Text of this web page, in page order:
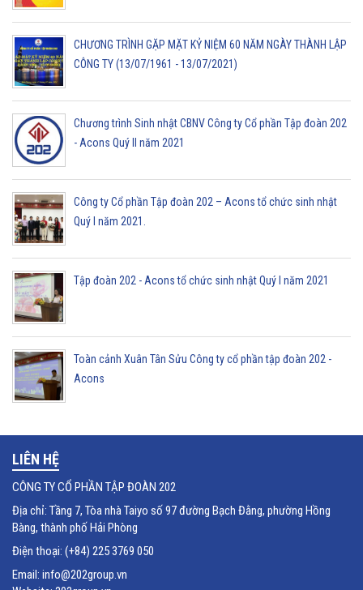
CHƯƠNG TRÌNH GẶP MẶT KỶ NIỆM 60 NĂM NGÀY THÀNH LẬP
CÔNG TY (13/07/1961 - 13/07/2021)
Chương trình Sinh nhật CBNV Công ty Cổ phần Tập đoàn 202
- Acons Quý II năm 2021
Công ty Cổ phần Tập đoàn 202 – Acons tổ chức sinh nhật
Quý I năm 2021.
Tập đoàn 202 - Acons tổ chức sinh nhật Quý I năm 2021
Toàn cảnh Xuân Tân Sửu Công ty cổ phần tập đoàn 202 -
Acons
LIÊN HỆ
CÔNG TY CỔ PHẦN TẬP ĐOÀN 202
Địa chỉ: Tầng 7, Tòa nhà Taiyo số 97 đường Bạch Đằng, phường Hồng
Bàng, thành phố Hải Phòng
Điện thoại: (+84) 225 3769 050
Email: info@202group.vn